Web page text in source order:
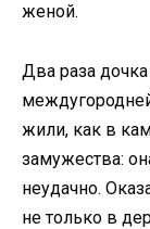
женой.
Два раза
жили, как в
замужества:
неудачно.
не только в